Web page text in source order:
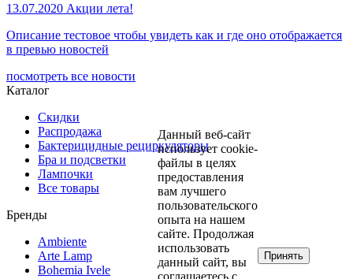
13.07.2020 Акции лета!
Описание тестовое чтобы увидеть как и где оно отображается
в превью новостей
посмотреть все новости
Каталог
Скидки
Распродажа
Бактерицидные рециркуляторы
Бра и подсветки
Лампочки
Все товары
Бренды
Ambiente
Arte Lamp
Bohemia Ivele
Данный веб-сайт
использует cookie-
файлы в целях
предоставления
вам лучшего
пользовательского
опыта на нашем
сайте. Продолжая
использовать
данный сайт, вы
соглашаетесь с
Принять